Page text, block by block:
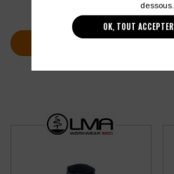
7,84€ TTC
VOIR PLUS D'INFOS
dessous.
OK, TOUT ACCEPTER